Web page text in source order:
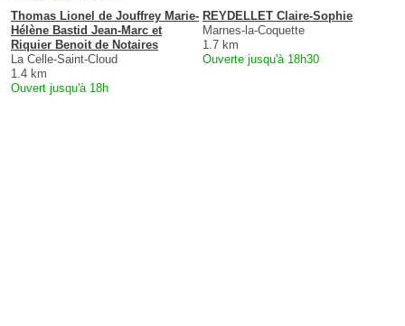
Thomas Lionel de Jouffrey Marie-
Hélène Bastid Jean-Marc et
Riquier Benoit de Notaires
La Celle-Saint-Cloud
1.4 km
Ouvert jusqu'à 18h
REYDELLET Claire-Sophie
Marnes-la-Coquette
1.7 km
Ouverte jusqu'à 18h30